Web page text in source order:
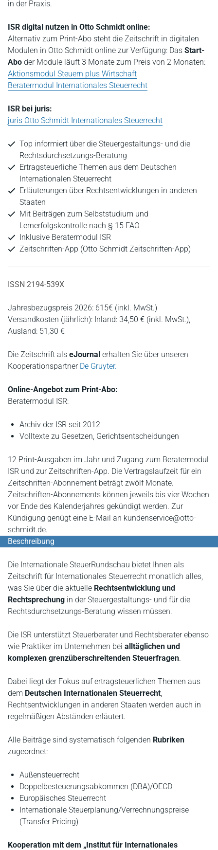
in der Praxis.
ISR digital nutzen in Otto Schmidt online:
Alternativ zum Print-Abo steht die Zeitschrift in digitalen
Modulen in Otto Schmidt online zur Verfügung: Das Start-
Abo der Module läuft 3 Monate zum Preis von 2 Monaten:
Aktionsmodul Steuern plus Wirtschaft
Beratermodul Internationales Steuerrecht
ISR bei juris:
juris Otto Schmidt Internationales Steuerrecht
Top informiert über die Steuergestaltungs- und die
Rechtsdurchsetzungs-Beratung
Ertragsteuerliche Themen aus dem Deutschen
Internationalen Steuerrecht
Erläuterungen über Rechtsentwicklungen in anderen
Staaten
Mit Beiträgen zum Selbststudium und
Lernerfolgskontrolle nach § 15 FAO
Inklusive Beratermodul ISR
Zeitschriften-App (Otto Schmidt Zeitschriften-App)
ISSN 2194-539X
Jahresbezugspreis 2026: 615€ (inkl. MwSt.)
Versandkosten (jährlich): Inland: 34,50 € (inkl. MwSt.),
Ausland: 51,30 €
Die Zeitschrift als eJournal erhalten Sie über unseren
Kooperationspartner De Gruyter.
Online-Angebot zum Print-Abo:
Beratermodul ISR:
Archiv der ISR seit 2012
Volltexte zu Gesetzen, Gerichtsentscheidungen
12 Print-Ausgaben im Jahr und Zugang zum Beratermodul
ISR und zur Zeitschriften-App. Die Vertragslaufzeit für ein
Zeitschriften-Abonnement beträgt zwölf Monate.
Zeitschriften-Abonnements können jeweils bis vier Wochen
vor Ende des Kalenderjahres gekündigt werden. Zur
Kündigung genügt eine E-Mail an kundenservice@otto-
schmidt.de.
Beschreibung
Die Internationale SteuerRundschau bietet Ihnen als
Zeitschrift für Internationales Steuerrecht monatlich alles,
was Sie über die aktuelle Rechtsentwicklung und
Rechtsprechung in der Steuergestaltungs- und für die
Rechtsdurchsetzungs-Beratung wissen müssen.
Die ISR unterstützt Steuerberater und Rechtsberater ebenso
wie Praktiker im Unternehmen bei alltäglichen und
komplexen grenzüberschreitenden Steuerfragen.
Dabei liegt der Fokus auf ertragsteuerlichen Themen aus
dem Deutschen Internationalen Steuerrecht,
Rechtsentwicklungen in anderen Staaten werden auch in
regelmäßigen Abständen erläutert.
Alle Beiträge sind systematisch folgenden Rubriken
zugeordnet:
Außensteuerrecht
Doppelbesteuerungsabkommen (DBA)/OECD
Europäisches Steuerrecht
Internationale Steuerplanung/Verrechnungspreise
(Transfer Pricing)
Kooperation mit dem „Institut für Internationales